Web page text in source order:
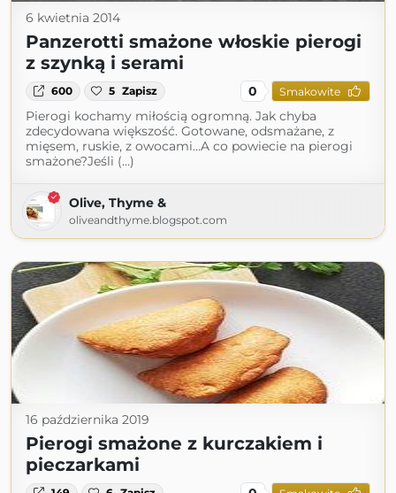
6 kwietnia 2014
Panzerotti smażone włoskie pierogi
z szynką i serami
600 5 Zapisz 0 Smakowite
Pierogi kochamy miłością ogromną. Jak chyba
zdecydowana większość. Gotowane, odsmażane, z
mięsem, ruskie, z owocami…A co powiecie na pierogi
smażone?Jeśli (...)
Olive, Thyme &
oliveandthyme.blogspot.com
16 października 2019
Pierogi smażone z kurczakiem i
pieczarkami